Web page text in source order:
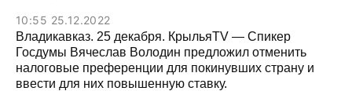
10:55 25.12.2022
Владикавказ. 25 декабря. КрыльяТV — Спикер
Госдумы Вячеслав Володин предложил отменить
налоговые преференции для покинувших страну и
ввести для них повышенную ставку.